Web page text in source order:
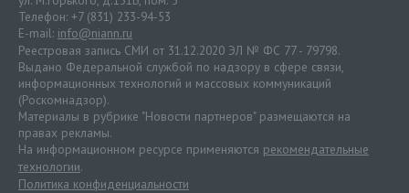
Телефон: +7 (831) 233-94-53
E-mail: info@niann.ru
Реестровая запись СМИ от 31.12.2020 ЭЛ № ФС 77 - 79798.
Выдано Федеральной службой по надзору в сфере связи,
информационных технологий и массовых коммуникаций
(Роскомнадзор).
Материалы в рубрике "Новости партнеров" размещаются на
правах рекламы.
На информационном ресурсе применяются рекомендательные
технологии.
Политика конфиденциальности